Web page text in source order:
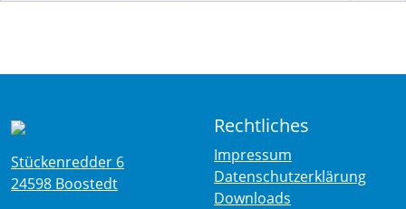
Stückenredder 6
24598 Boostedt
Rechtliches
Impressum
Datenschutzerklärung
Downloads